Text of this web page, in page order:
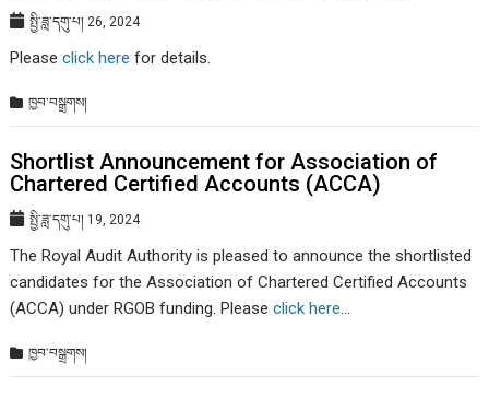
སྤྱི་ཟླ་དགུ་པ། 26, 2024
Please click here for details.
ཁྱབ་བསྒྲགས།
Shortlist Announcement for Association of
Chartered Certified Accounts (ACCA)
སྤྱི་ཟླ་དགུ་པ། 19, 2024
The Royal Audit Authority is pleased to announce the shortlisted
candidates for the Association of Chartered Certified Accounts
(ACCA) under RGOB funding. Pleaseclick here…
ཁྱབ་བསྒྲགས།